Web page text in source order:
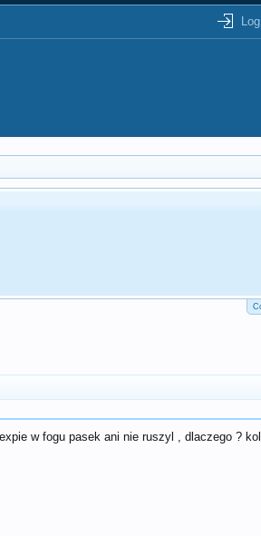
w fogu pasek ani nie ruszyl , dlaczego ?